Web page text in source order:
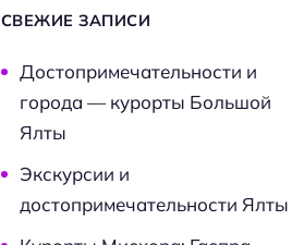
СВЕЖИЕ ЗАПИСИ
Достопримечательности и
города — курорты Большой
Ялты
Экскурсии и
достопримечательности Ялты